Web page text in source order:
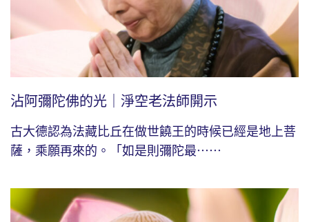
沾阿彌陀佛的光｜淨空老法師開示
古大德認為法藏比丘在做世饒王的時候已經是地上菩
薩，乘願再來的。「如是則彌陀最⋯⋯